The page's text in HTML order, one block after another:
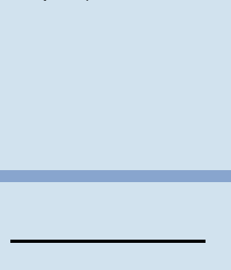
mejor o peor.
como la atracción